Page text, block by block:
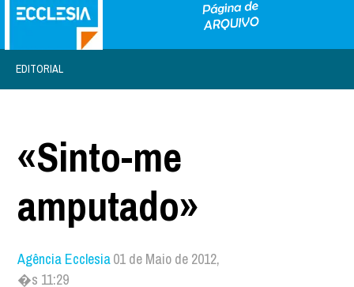
EDITORIAL
«Sinto-me
amputado»
Agência Ecclesia01 de Maio de 2012,
�s 11:29